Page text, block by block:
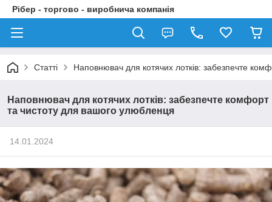
Рібер - торгово - виробнича компанія
Статті Наповнювач для котячих лотків: забезпечте
Наповнювач для котячих лотків: забезпечте комфорт
та чистоту для вашого улюбленця
14.01.2024